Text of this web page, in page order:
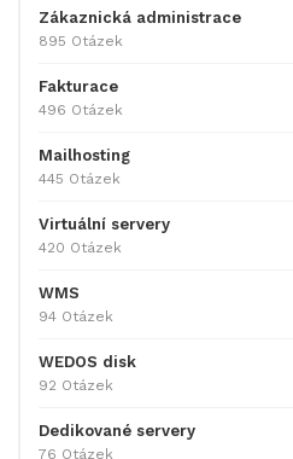
Zákaznická administrace
895 Otázek
Fakturace
496 Otázek
Mailhosting
445 Otázek
Virtuální servery
420 Otázek
WMS
94 Otázek
WEDOS disk
92 Otázek
Dedikované servery
76 Otázek